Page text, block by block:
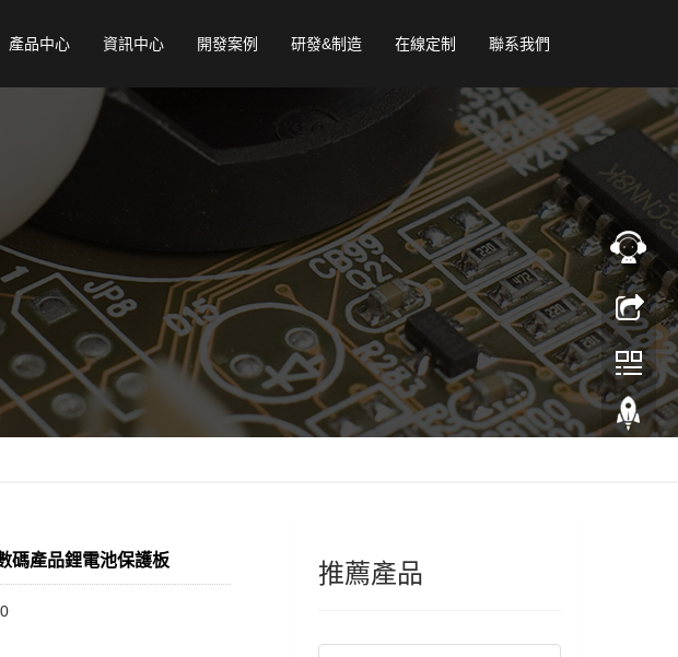
產品中心 資訊中心 開發案例 研發&制造 在線定制 聯系我們
碼產品鋰電池保護板 推薦產品